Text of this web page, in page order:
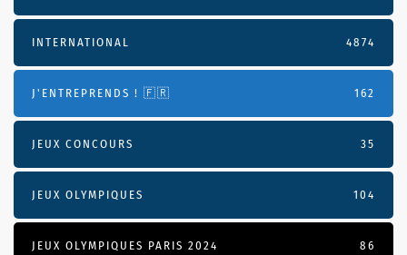
INTERNATIONAL 4874
J'ENTREPRENDS ! 🇫🇷 162
JEUX CONCOURS 35
JEUX OLYMPIQUES 104
JEUX OLYMPIQUES PARIS 2024 86